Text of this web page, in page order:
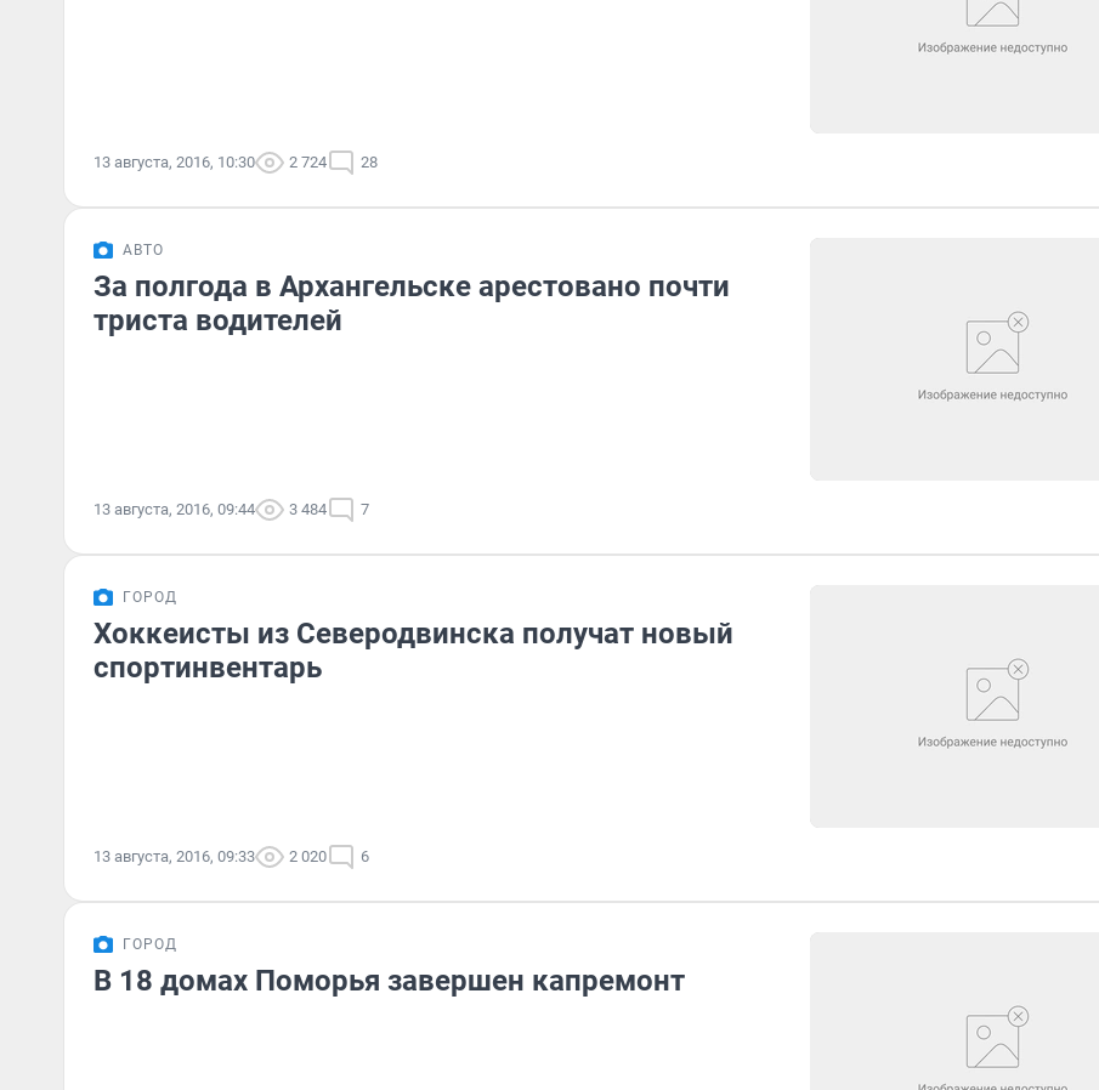
13 августа, 2016, 10:30 2 724 28
АВТО
За полгода в Архангельске арестовано почти
триста водителей
13 августа, 2016, 09:44 3 484 7
ГОРОД
Хоккеисты из Северодвинска получат новый
спортинвентарь
13 августа, 2016, 09:33 2 020 6
ГОРОД
В 18 домах Поморья завершен капремонт